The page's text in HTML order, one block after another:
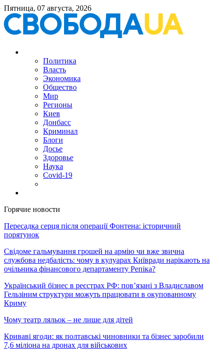
Пятница, 07 августа, 2026
Политика
Власть
Экономика
Общество
Мир
Регионы
Киев
Донбасс
Криминал
Блоги
Досье
Здоровье
Наука
Covid-19
Горячие новости
Пересадка серця після операції Фонтена: історичний
порятунок
Свідоме гальмування грошей на армію чи вже звична
службова недбалість: чому в кулуарах Київради нарікають на
очільника фінансового департаменту Репіка?
Український бізнес в реєстрах РФ: пов’язані з Владиславом
Гельзіним структури можуть працювати в окупованному
Криму
Чому театр ляльок – не лише для дітей
Криваві ягоди: як полтавські чиновники та бізнес заробили
7,6 міліона на дронах для військових